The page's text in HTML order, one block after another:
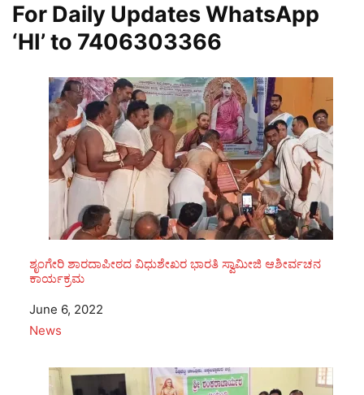
For Daily Updates WhatsApp
‘HI’ to 7406303366
ಶೃಂಗೇರಿ ಶಾರದಾಪೀಠದ ವಿಧುಶೇಖರ ಭಾರತಿ ಸ್ವಾಮೀಜಿ ಆಶೀರ್ವಚನ
ಕಾರ್ಯಕ್ರಮ
Date
June 6, 2022
In relation to
News